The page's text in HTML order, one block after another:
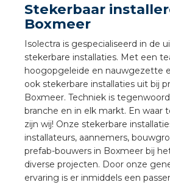
Stekerbaar
Boxmeer
Isolectra is gespecialiseerd in de
stekerbare installaties. Met een
hoogopgeleide en nauwgezette
ook stekerbare installaties uit bij
Boxmeer. Techniek is
branche en in elk markt. En waar
zijn wij! Onze stekerbare
installateurs, aannemers,
prefab-bouwers in Boxmeer bij
diverse projecten. Door onze
ervaring is er inmiddels een
installeren